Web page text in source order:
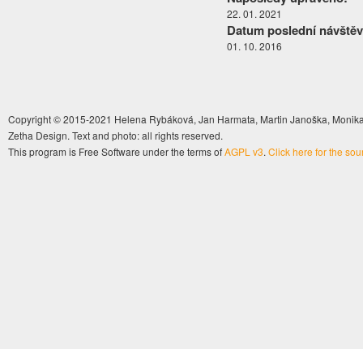
22. 01. 2021
Datum poslední
01. 10. 2016
Copyright © 2015-2021 Helena Rybáková, Jan Harmata, Martin Janoška,
Zetha Design. Text and photo: all rights reserved.
This program is Free Software under the terms ofAGPL v3. Click here for the